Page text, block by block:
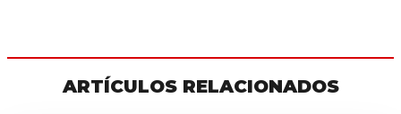
ARTÍCULOS RELACIONADOS